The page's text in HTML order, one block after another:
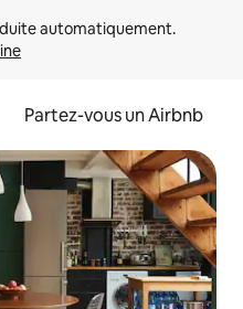
Partez-vous un Airbnb